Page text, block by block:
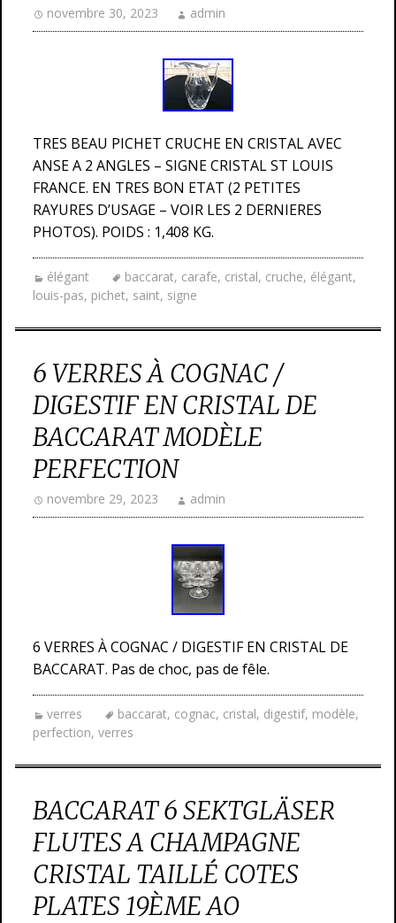
novembre 30, 2023 admin
TRES BEAU PICHET CRUCHE EN CRISTAL AVEC
ANSE A 2 ANGLES – SIGNE CRISTAL ST LOUIS
FRANCE. EN TRES BON ETAT (2 PETITES
RAYURES D’USAGE – VOIR LES 2 DERNIERES
PHOTOS). POIDS : 1,408 KG.
élégant baccarat, carafe, cristal, cruche, élégant,
louis-pas, pichet, saint, signe
6 VERRES À COGNAC /
DIGESTIF EN CRISTAL DE
BACCARAT MODÈLE
PERFECTION
novembre 29, 2023 admin
6 VERRES À COGNAC / DIGESTIF EN CRISTAL DE
BACCARAT. Pas de choc, pas de fêle.
verres baccarat, cognac, cristal, digestif, modèle,
perfection, verres
BACCARAT 6 SEKTGLÄSER
FLUTES A CHAMPAGNE
CRISTAL TAILLÉ COTES
PLATES 19ÈME AO